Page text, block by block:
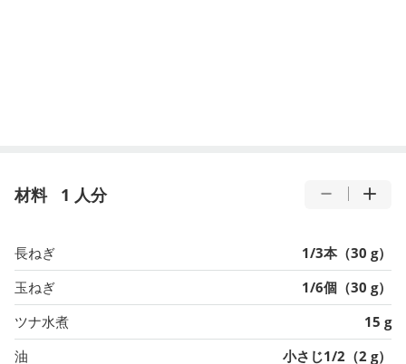
材料 1 人分
長ねぎ
1/3本（30 g）
玉ねぎ
1/6個（30 g）
ツナ水煮
15 g
油
小さじ1/2（2 g）